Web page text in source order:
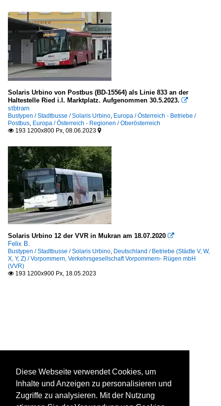
Solaris Urbino von Postbus (BD-15564) als Linie 833 an der
Haltestelle Ried i.I. Marktplatz. Aufgenommen 30.5.2023. 
stbtram
Bustypen / Stadtbusse / Solaris Urbino, Europa / Österreich - Betriebe /
Postbus, Europa / Österreich - Regionen / Oberösterreich
 193 1200x800 Px, 08.06.2023 
Solaris Urbino 12 der VVR in Mukran am 18.07.2020 
Felix B.
Bustypen / Stadtbusse / Solaris Urbino, Deutschland / Betriebe (Städte V, W,
X, Y, Z) / Vorpommern, Verkehrsgesellschaft Vorpommern- Rügen mbH
(VVR)
 193 1200x900 Px, 18.05.2023
Diese Webseite verwendet Cookies, um
Inhalte und Anzeigen zu personalisieren und
Zugriffe zu analysieren. Mit der Nutzung